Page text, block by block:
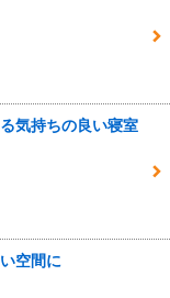
気持ちの良い寝室
空間に